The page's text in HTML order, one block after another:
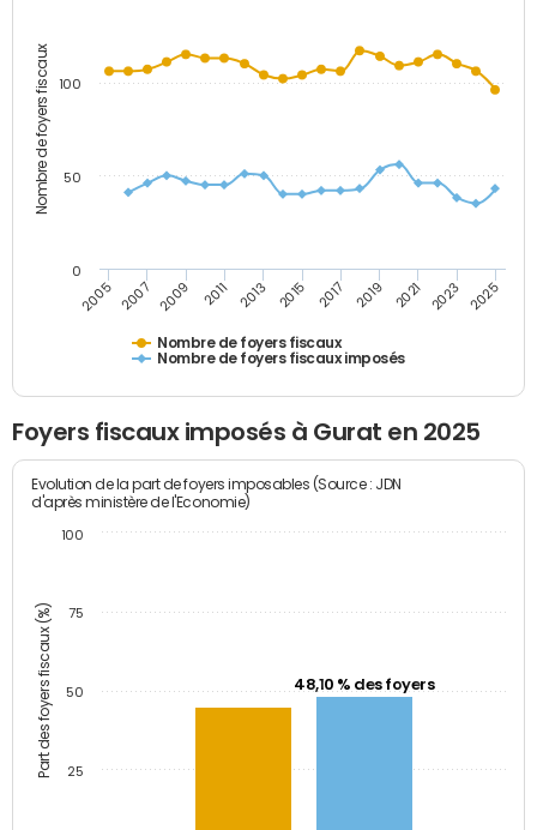
Nombre de foyers fiscaux
Nombre de foyers fiscaux
Nombre de foyers fiscaux imposés
2005 2007 2009 2011 2013 2015 2017 2019 2021 2023 2025
0
50
100
Foyers fiscaux imposés à Gurat en 2025
Part des foyers fiscaux (%)
Evolution de la part de foyers imposables (Source : JDN
d'après ministère de l'Economie)
48,10 % des foyers
25
50
75
100